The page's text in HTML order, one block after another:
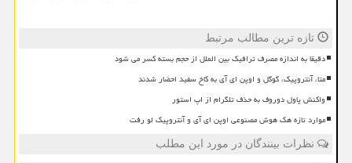
تازه ترین مطالب مرتبط
دقیقا به اندازه مصرف ترافیک بین الملل از حجم بسته کسر می شود
متا، آنتروپیک، گوگل و اوپن ای آی به کاخ سفید احضار شدند
واکنش پاول دوروف به حذف تلگرام از اپ استور
موارد تازه هک هوش مصنوعی اوپن ای آی و آنتروپیک لو رفت
نظرات بینندگان در مورد این مطلب